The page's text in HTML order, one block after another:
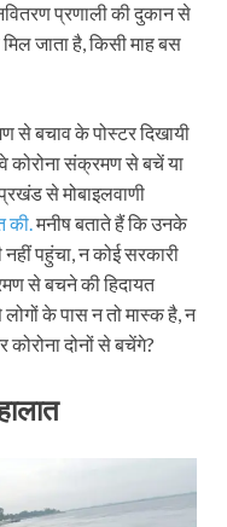
प्रणाली की दुकान से
जाता है, किसी माह बस
से बचाव के पोस्टर दिखायी
कोरोना संक्रमण से बचें या
से मोबाइलवाणी
की.मनीष बताते हैं कि उनके
पहुंचा, न कोई सरकारी
से बचने की हिदायत
के पास न तो मास्क है, न
दोनों से बचेंगे?